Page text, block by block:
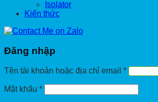
Isolator
Kiến thức
Đăng nhập
Tên tài khoản hoặc địa chỉ email *Bắt
Mật khẩu *Bắt
buộc